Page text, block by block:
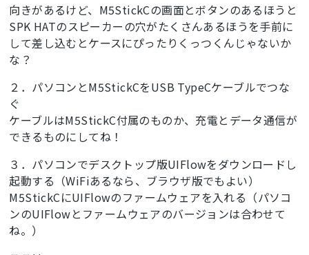
向きがあるけど、M5StickCの画面とボタンのあるほうと
SPK HATのスピーカーの穴がたくさんあるほうを手前に
して差し込むとケースにぴったりくっつくんじゃないか
な？
２．パソコンとM5StickCをUSB TypeCケーブルでつな
ぐ
ケーブルはM5StickC付属のものか、充電とデータ通信が
できるものにしてね！
３．パソコンでデスクトップ版UIFlowをダウンロードし
起動する（WiFiあるなら、ブラウザ版でもよい）
M5StickCにUIFlowのファームウェアを入れる（パソコ
ンのUIFlowとファームウェアのバージョンは合わせて
ね。）